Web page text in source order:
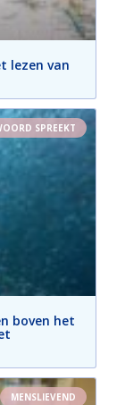
lezen van
SPREEKT
boven het
MENSLIEVEND